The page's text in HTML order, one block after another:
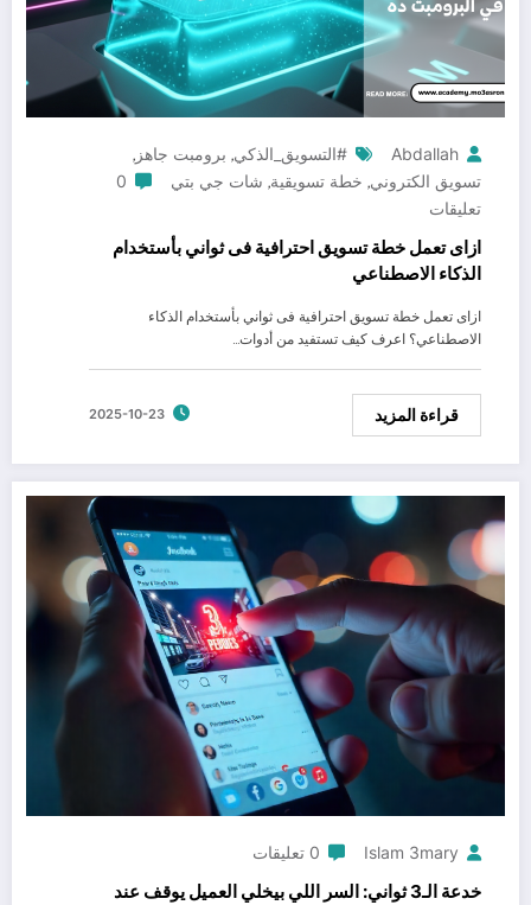
Abdallah #التسويق_الذكي, برومبت جاهز ,
تسويق الكتروني, خطة تسويقية, شات جي بتي
0
تعليقات
ازاى تعمل خطة تسويق احترافية فى ثواني بأستخدام
الذكاء الاصطناعي
ازاى تعمل خطة تسويق احترافية فى ثواني بأستخدام الذكاء
الاصطناعي؟ اعرف كيف تستفيد من أدوات…
قراءة المزيد 2025-10-23
Islam 3mary 0 تعليقات
خدعة الـ3 ثواني: السر اللي بيخلي العميل يوقف عند